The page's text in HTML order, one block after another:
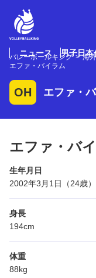
ニュース 男子日本
バレーボールキング 海外
エファ・バイラム
OH エファ・
エファ・バ
生年月日
2002年3月1日（24歳）
身長
194cm
体重
88kg